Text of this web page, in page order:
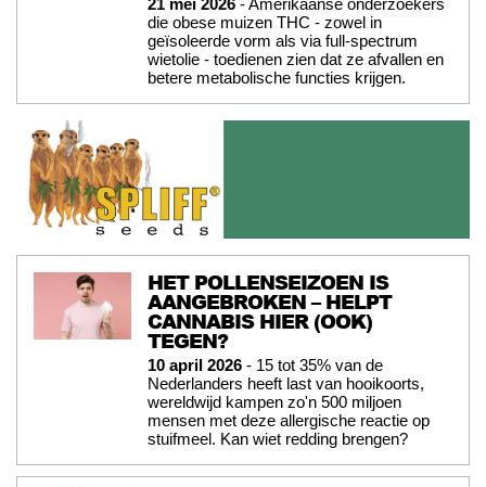
die obese muizen THC - zowel in
geïsoleerde vorm als via full-spectrum
wietolie - toedienen zien dat ze afvallen en
betere metabolische functies krijgen.
HET POLLENSEIZOEN IS
AANGEBROKEN – HELPT
CANNABIS HIER (OOK)
TEGEN?
10 april 2026 - 15 tot 35% van de
Nederlanders heeft last van hooikoorts,
wereldwijd kampen zo'n 500 miljoen
mensen met deze allergische reactie op
stuifmeel. Kan wiet redding brengen?